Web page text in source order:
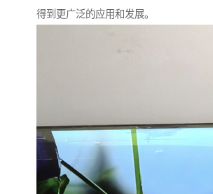
得到更广泛的应用和发展。